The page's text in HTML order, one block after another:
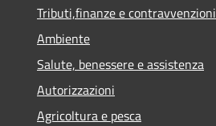
Tributi,finanze e contravvenzioni
Ambiente
Salute, benessere e assistenza
Autorizzazioni
Agricoltura e pesca